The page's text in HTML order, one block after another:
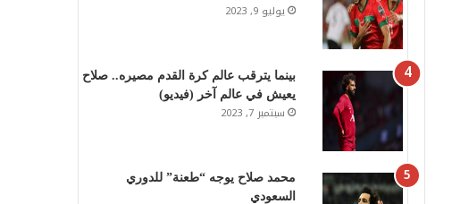
يوليو 9, 2023
بينما يترقب عالم كرة القدم مصيره.. صلاح
يعيش في عالم آخر (فيديو)
سبتمبر 7, 2023
محمد صلاح يوجه “طعنة” للدوري
السعودي